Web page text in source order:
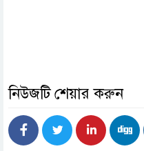
নিউজটি শেয়ার করুন